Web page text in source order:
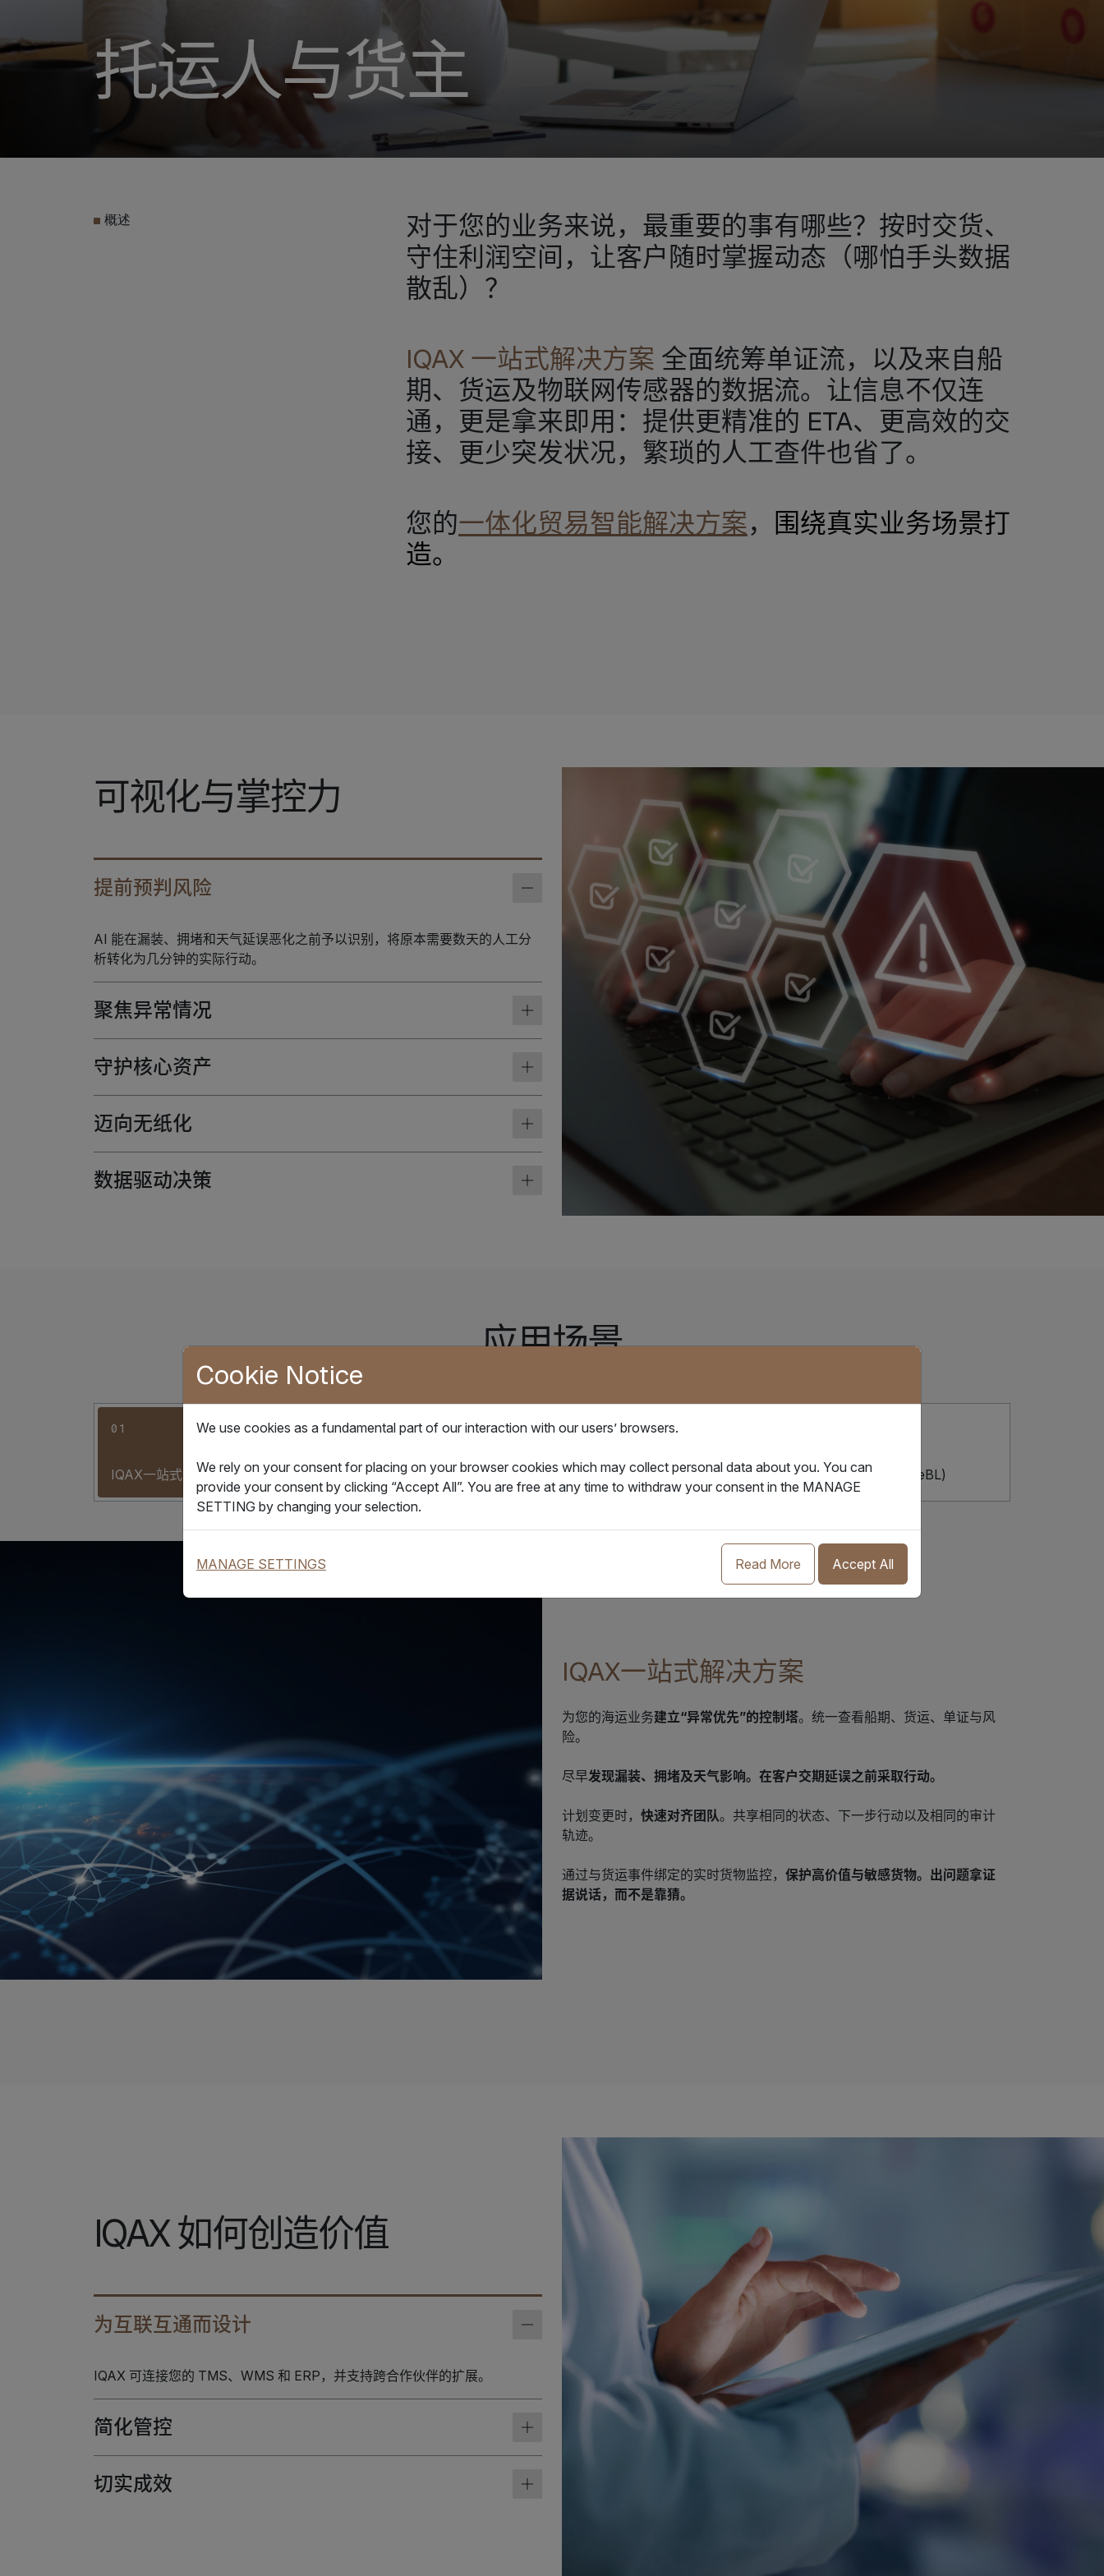
托运人与货主
概述
对于您的业务来说，最重要的事有哪些？按时交货、
守住利润空间，让客户随时掌握动态（哪怕手头数据
散乱）？
IQAX 一站式解决方案 全面统筹单证流，以及来自船
期、货运及物联网传感器的数据流。让信息不仅连
通，更是拿来即用：提供更精准的 ETA、更高效的交
接、更少突发状况，繁琐的人工查件也省了。
您的一体化贸易智能解决方案，
围绕真实业务场景打
造。
可视化与掌控力
提前预判风险
AI 能在漏装、拥堵和天气延误恶化之前予以识别，将原本需要数天的人工分
析转化为几分钟的实际行动。
聚焦异常情况
守护核心资产
迈向无纸化
数据驱动决策
应用场景
01
IQAX一站式解决方案
02
数智服务
03
智能集装箱与物联网方案 IQAX电子提单(IQAX eBL)
IQAX一站式解决方案
为您的海运业务建立“异常优先”的控制塔。统一查看船期、货运、单证与风
险。
尽早发现漏装、拥堵及天气影响。在客户交期延误之前采取行动。
计划变更时， 快速对齐团队。共享相同的状态、下一步行动以及相同的审计
轨迹。
通过与货运事件绑定的实时货物监控， 保护高价值与敏感货物。出问题拿证
据说话，而不是靠猜。
IQAX 如何创造价值
为互联互通而设计
IQAX 可连接您的 TMS、WMS 和 ERP，并支持跨合作伙伴的扩展。
简化管控
切实成效
Cookie Notice
We use cookies as a fundamental part of our interaction with our users’ browsers.
We rely on your consent for placing on your browser cookies which may collect personal data about you. You can
provide your consent by clicking “Accept All”. You are free at any time to withdraw your consent in the MANAGE
SETTING by changing your selection.
MANAGE SETTINGS Read More Accept All